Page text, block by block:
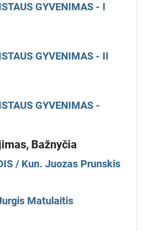
GYVENIMAS - I
GYVENIMAS - II
GYVENIMAS -
Bažnyčia
/ Kun. Juozas Prunskis
Matulaitis